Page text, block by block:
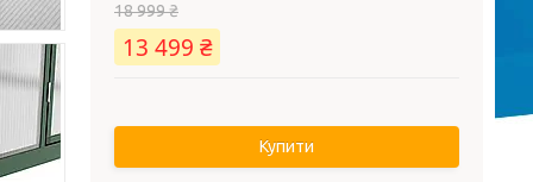
18 999 ₴
13 499 ₴
Купити